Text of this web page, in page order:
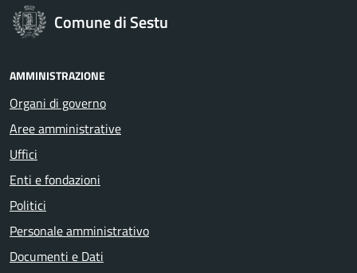
Comune di Sestu
AMMINISTRAZIONE
Organi di governo
Aree amministrative
Uffici
Enti e fondazioni
Politici
Personale amministrativo
Documenti e Dati